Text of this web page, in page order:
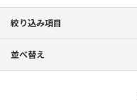
絞り込み項目
並べ替え